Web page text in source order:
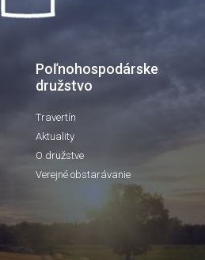
Poľnohospodárske
družstvo
Travertín
Aktuality
O družstve
Verejné obstarávanie